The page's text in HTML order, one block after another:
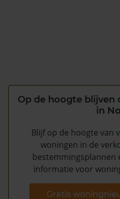
Op de hoogte blijven
in
Blijf op de hoogte van
woningen in de
bestemmingsplannen
informatie voor
Gratis